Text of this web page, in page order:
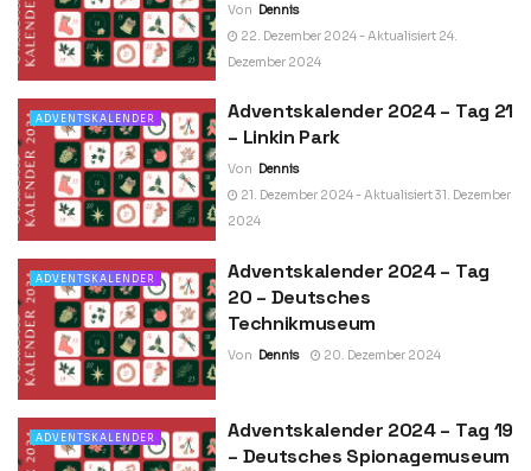
Von Dennis
22. Dezember 2024 - Aktualisiert 24.
Dezember 2024
ADVENTSKALENDER
Adventskalender 2024 – Tag 21
– Linkin Park
Von
Dennis
21. Dezember 2024 - Aktualisiert 31. Dezember
2024
ADVENTSKALENDER
Adventskalender 2024 – Tag
20 – Deutsches
Technikmuseum
Von Dennis 20. Dezember 2024
ADVENTSKALENDER
Adventskalender 2024 – Tag 19
– Deutsches Spionagemuseum